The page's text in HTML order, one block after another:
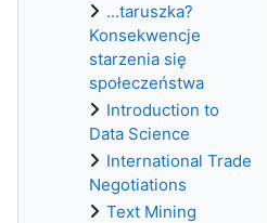
...taruszka?
Konsekwencje
starzenia się
społeczeństwa
Introduction to
Data Science
International Trade
Negotiations
Text Mining